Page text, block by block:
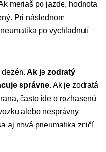
meriaš po jazde, hodnota
Pri následnom
po vychladnutí
Ak je zodratý
správne. Ak je zodratá
často ide o rozhasenú
alebo nesprávny
aj nová pneumatika zničí